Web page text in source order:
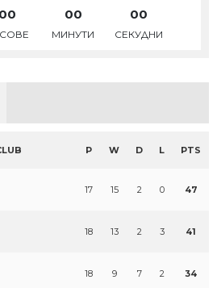
00 00
МИНУТИ
00
СЕКУДНИ
P W D L PTS
17 15 2 0 47
18 13 2 3 41
18 9 7 2 34